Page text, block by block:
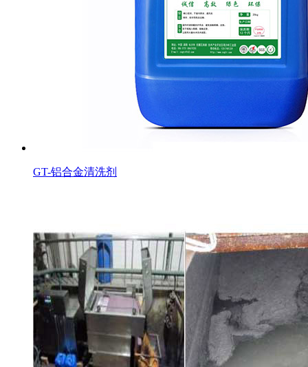
GT-铝合金清洗剂